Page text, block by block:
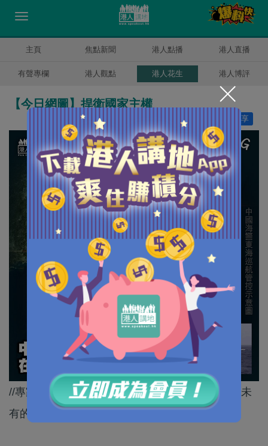
主頁 焦點新聞 港人點播 港人直播
有聲專欄 港人觀點 港人花生 港人博評
【今日網圖】捍衛國家主權
分享
讚好
//專家指中方這些反制手段肯定是歷史性的、前所未
有的。//